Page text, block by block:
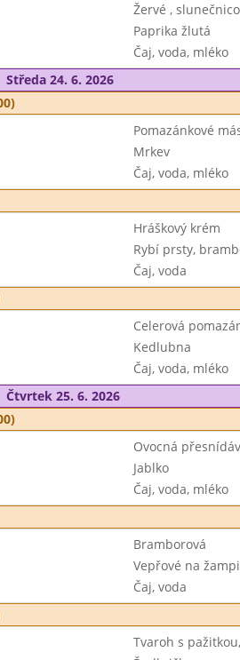
Žervé ,
Paprika žlutá
Čaj, voda, mléko
Středa 24. 6. 2026
Pomazánkové
Mrkev
Čaj, voda, mléko
Hráškový krém
Rybí prsty,
Čaj, voda
Celerová
Kedlubna
Čaj, voda, mléko
Čtvrtek 25. 6. 2026
Ovocná
Jablko
Čaj, voda, mléko
Bramborová
Vepřové na
Čaj, voda
Tvaroh s